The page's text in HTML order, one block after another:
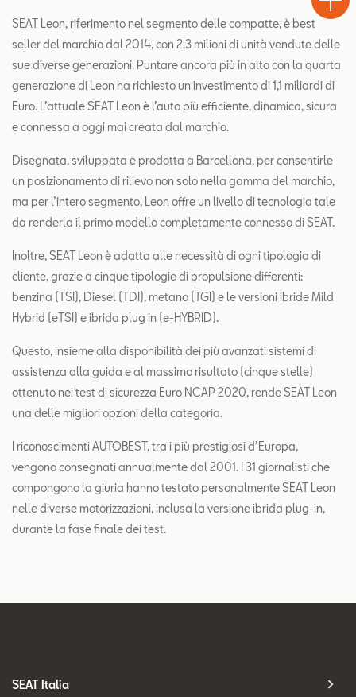
SEAT Leon, riferimento nel segmento delle compatte, è best
seller del marchio dal 2014, con 2,3 milioni di unità vendute delle
sue diverse generazioni. Puntare ancora più in alto con la quarta
generazione di Leon ha richiesto un investimento di 1,1 miliardi di
Euro. L’attuale SEAT Leon è l’auto più efficiente, dinamica, sicura
e connessa a oggi mai creata dal marchio.
Disegnata, sviluppata e prodotta a Barcellona, per consentirle
un posizionamento di rilievo non solo nella gamma del marchio,
ma per l’intero segmento, Leon offre un livello di tecnologia tale
da renderla il primo modello completamente connesso di SEAT.
Inoltre, SEAT Leon è adatta alle necessità di ogni tipologia di
cliente, grazie a cinque tipologie di propulsione differenti:
benzina (TSI), Diesel (TDI), metano (TGI) e le versioni ibride Mild
Hybrid (eTSI) e ibrida plug in (e-HYBRID).
Questo, insieme alla disponibilità dei più avanzati sistemi di
assistenza alla guida e al massimo risultato (cinque stelle)
ottenuto nei test di sicurezza Euro NCAP 2020, rende SEAT Leon
una delle migliori opzioni della categoria.
I riconoscimenti AUTOBEST, tra i più prestigiosi d’Europa,
vengono consegnati annualmente dal 2001. I 31 giornalisti che
compongono la giuria hanno testato personalmente SEAT Leon
nelle diverse motorizzazioni, inclusa la versione ibrida plug-in,
durante la fase finale dei test.
SEAT Italia